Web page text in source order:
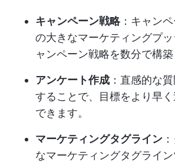
キャンペーン戦略 ：キャン
の大きなマーケティングプ
ャンペーン戦略を数分で構築
アンケート作成 ：直感的な
することで、目標をより早
できます。
マーケティングタグライン
なマーケティングタグライ